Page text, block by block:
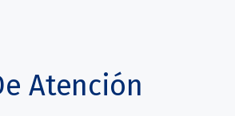
Atención